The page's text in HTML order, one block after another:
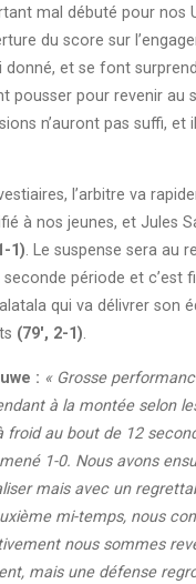
mal débuté pour nos
du score sur
donné, et se font
pousser pour revenir au
n’auront pas suffi, et
l’arbitre va
à nos jeunes, et Jules
1). Le suspense sera au
période et c’est
qui va délivrer son
(79′, 2-1).
: « Grosse
à la montée selon
froid au bout de 12
1-0. Nous avons
mais avec un
mi-temps, nous
nous sommes
mais une défense